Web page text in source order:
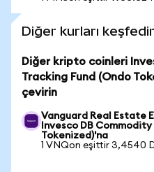
Diğer kurları
Diğer kripto coinleri
Tracking Fund (Ondo
çevirin
Vanguard Real Estate
Invesco DB
Tokenized)'na
1 VNQon eşittir 3,4540